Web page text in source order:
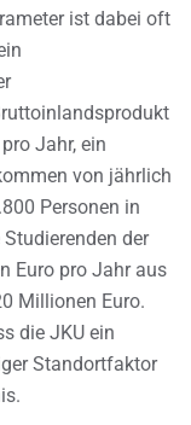
ist dabei oft
Jahr, ein
von jährlich
Personen in
der
Euro pro Jahr aus
Millionen Euro.
die JKU ein
Standortfaktor